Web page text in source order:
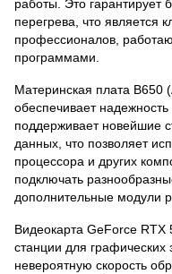
работы. Это гарантирует
перегрева, что является
профессионалов,
программами.
Материнская плата B650
обеспечивает
поддерживает новейшие
данных, что позволяет
процессора и других
подключать
дополнительные модули
Видеокарта GeForce RTX
станции для
невероятную скорость